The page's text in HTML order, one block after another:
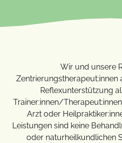
Wir und unsere
Zentrierungstherapeut:innen
Reflexunterstützung
Trainer:innen/
Arzt oder
Leistungen sind keine
oder naturheilkundlichen